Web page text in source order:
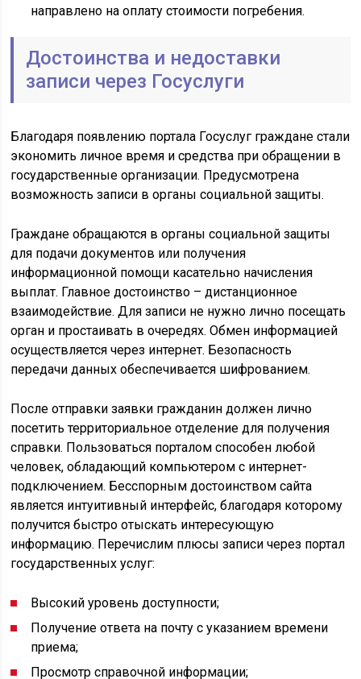
направлено на оплату стоимости погребения.
Достоинства и недоставки
записи через Госуслуги
Благодаря появлению портала Госуслуг граждане стали
экономить личное время и средства при обращении в
государственные организации. Предусмотрена
возможность записи в органы социальной защиты.
Граждане обращаются в органы социальной защиты
для подачи документов или получения
информационной помощи касательно начисления
выплат. Главное достоинство – дистанционное
взаимодействие. Для записи не нужно лично посещать
орган и простаивать в очередях. Обмен информацией
осуществляется через интернет. Безопасность
передачи данных обеспечивается шифрованием.
После отправки заявки гражданин должен лично
посетить территориальное отделение для получения
справки. Пользоваться порталом способен любой
человек, обладающий компьютером с интернет-
подключением. Бесспорным достоинством сайта
является интуитивный интерфейс, благодаря которому
получится быстро отыскать интересующую
информацию. Перечислим плюсы записи через портал
государственных услуг:
Высокий уровень доступности;
Получение ответа на почту с указанием времени
приема;
Просмотр справочной информации;